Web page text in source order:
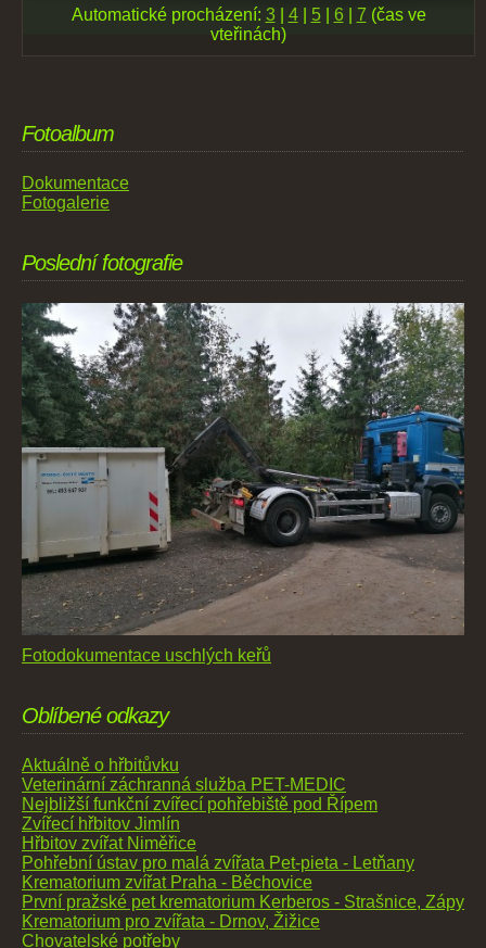
Automatické procházení: 3| 4| 5| 6| 7 (čas ve
vteřinách)
Fotoalbum
Dokumentace
Fotogalerie
Poslední fotografie
Fotodokumentace uschlých keřů
Oblíbené odkazy
Aktuálně o hřbitůvku
Veterinární záchranná služba PET-MEDIC
Nejbližší funkční zvířecí pohřebiště pod Řípem
Zvířecí hřbitov Jimlín
Hřbitov zvířat Niměřice
Pohřební ústav pro malá zvířata Pet-pieta - Letňany
Krematorium zvířat Praha - Běchovice
První pražské pet krematorium Kerberos - Strašnice, Zápy
Krematorium pro zvířata - Drnov, Žižice
Chovatelské potřeby